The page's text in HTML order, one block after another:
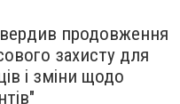
продовження
захисту для
і зміни щодо